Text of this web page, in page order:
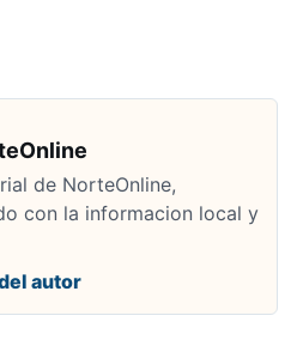
de NorteOnline,
con la informacion local y
autor